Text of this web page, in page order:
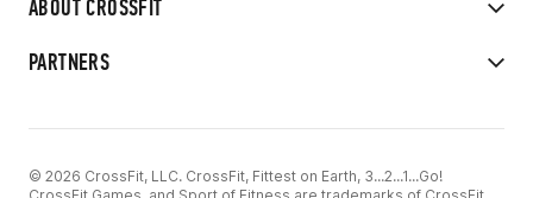
ABOUT CROSSFIT
PARTNERS
© 2026 CrossFit, LLC. CrossFit, Fittest on Earth, 3...2...1...Go!